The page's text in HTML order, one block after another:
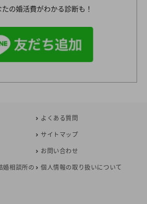
たの婚活費がわかる診断も！
よくある質問
サイトマップ
お問い合わせ
婚相談所の
個人情報の取り扱いについて